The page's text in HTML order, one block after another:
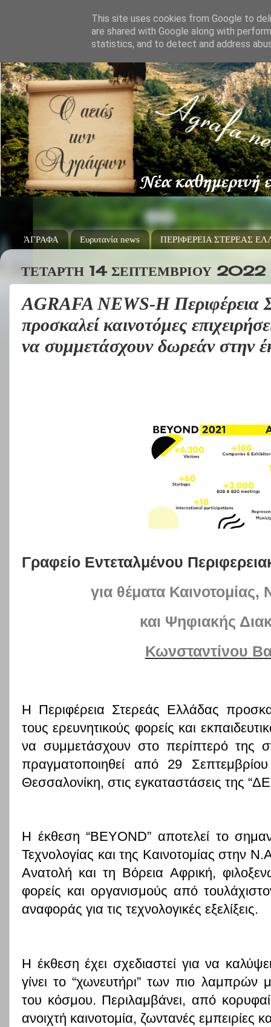
ΆΓΡΑΦΑ Ευρυτανία news ΠΕΡΙΦΕΡΕΙΑ ΣΤΕΡΕΑΣ
ΤΕΤΆΡΤΗ 14 ΣΕΠΤΕΜΒΡΊΟΥ 2022
AGRAFA NEWS-Η Περιφέρεια
προσκαλεί καινοτόμες
να συμμετάσχουν δωρεάν στην
Γραφείο Εντεταλμένου
για θέματα
και Ψηφιακής
Κωνσταντίνου
Η Περιφέρεια Στερεάς Ελλάδας
τους ερευνητικούς φορείς και
να συμμετάσχουν στο περίπτερό της
πραγματοποιηθεί από 29
Θεσσαλονίκη, στις εγκαταστάσεις της
Η έκθεση “BEYOND” αποτελεί το
Τεχνολογίας και της Καινοτομίας στην
Ανατολή και τη Βόρεια Αφρική,
φορείς και οργανισμούς από
αναφοράς για τις τεχνολογικές εξελίξεις.
Η έκθεση έχει σχεδιαστεί για να
γίνει το “χωνευτήρι” των πιο λαμπρών
του κόσμου. Περιλαμβάνει, από
ανοιχτή καινοτομία, ζωντανές εμπειρίες
This site uses cookies from Google to
are shared with Google along with
statistics, and to detect and address